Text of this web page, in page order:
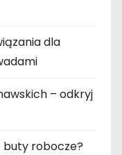
dla
– odkryj
buty robocze?